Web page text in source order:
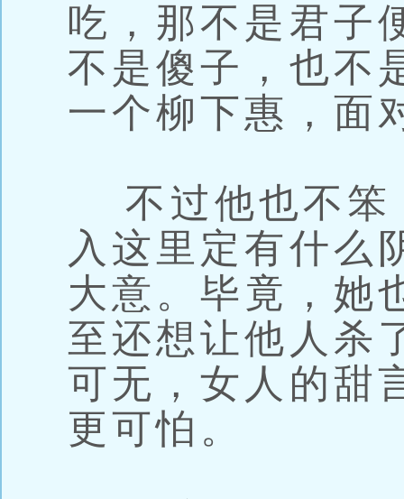
吃，那不是君子
不是傻子，也不
一个柳下惠，面
不过他也不笨
入这里定有什么
大意。毕竟，她
至还想让他人杀
可无，女人的甜
更可怕。